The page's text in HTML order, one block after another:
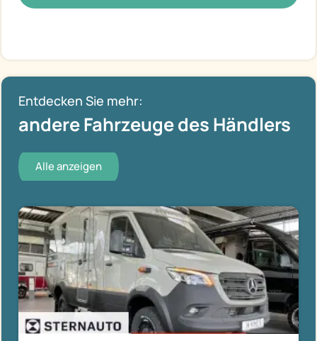
Entdecken Sie mehr:
andere Fahrzeuge des Händlers
Alle anzeigen